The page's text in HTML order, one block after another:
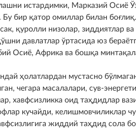
истардимки, Марказий Осиё
бир қатор омиллар билан
қуролли низолар, зиддиятлар
давлатлар ўртасида юз
Осиё, Африка ва бошқа
ҳолатлардан мустасно
чегара масалалари, сув-
хавфсизликка оид таҳдидлар
кучайди, келишмовчиликлар
жиддий таҳдид сола